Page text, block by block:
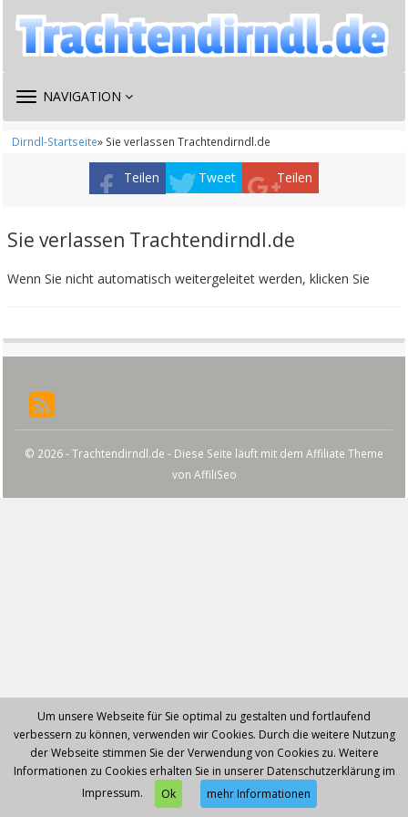
TOGGLE
NAVIGATION
Dirndl-Startseite» Sie verlassen Trachtendirndl.de
Teilen Tweet Teilen
Sie verlassen Trachtendirndl.de
Wenn Sie nicht automatisch weitergeleitet werden, klicken Sie
© 2026 - Trachtendirndl.de - Diese Seite läuft mit dem Affiliate Theme
von AffiliSeo
Um unsere Webseite für Sie optimal zu gestalten und fortlaufend
verbessern zu können, verwenden wir Cookies. Durch die weitere Nutzung
der Webseite stimmen Sie der Verwendung von Cookies zu. Weitere
Informationen zu Cookies erhalten Sie in unserer Datenschutzerklärung im
Impressum.
Ok mehr Informationen